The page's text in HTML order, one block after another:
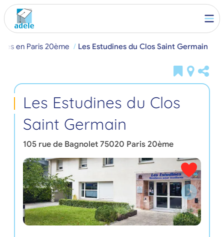
en Paris 20ème Les Estudines du Clos Saint Germain
Les Estudines du Clos
Saint Germain
105 rue de Bagnolet 75020 Paris 20ème